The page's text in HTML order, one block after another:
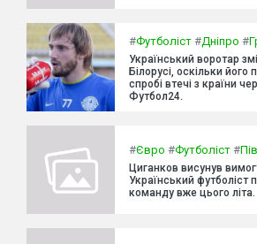
#Футболіст #Дніпро #
Український воротар
Білорусі, оскільки його
спробі втечі з країни
Футбол24.
#Євро #Футболіст #
Циганков висунув
Український футболіст
команду вже цього літа.